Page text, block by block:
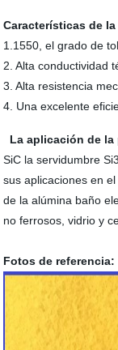
Características de
1.1550, el grado de
2. Alta conductividad
3. Alta resistencia
4. Una excelente
La aplicación de
SiC la servidumbre
sus aplicaciones en
de la alúmina baño
no ferrosos, vidrio y
Fotos de referencia: